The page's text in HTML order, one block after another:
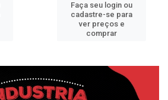
Faça seu login ou
cadastre-se para
ver preços e
comprar